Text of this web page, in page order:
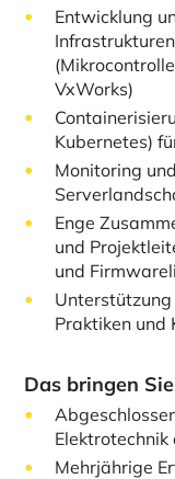
Entwicklung
VxWorks)
Kubernetes)
Monitoring
Enge
und
und
Praktiken und
Das bringen
Mehrjährige